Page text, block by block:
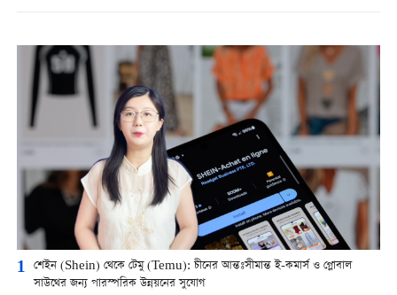
1 শেইন (Shein) থেকে টেমু (Temu): চীনের আন্তঃসীমান্ত ই-কমার্স ও গ্লোবাল
সাউথের জন্য পারস্পরিক উন্নয়নের সুযোগ